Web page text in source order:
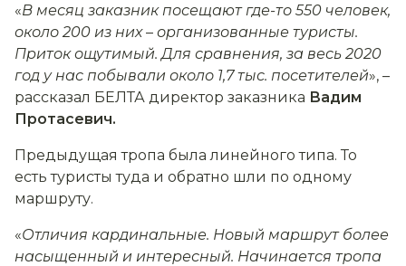
«В месяц заказник посещают где-то 550 человек,
около 200 из них– организованные туристы.
Приток ощутимый. Для сравнения, за весь 2020
год у нас побывали около 1,7 тыс. посетителей», –
рассказал БЕЛТА директор заказника Вадим
Протасевич.
Предыдущая тропа была линейного типа. То
есть туристы туда и обратно шли по одному
маршруту.
«Отличия кардинальные. Новый маршрут более
насыщенный и интересный. Начинается тропа